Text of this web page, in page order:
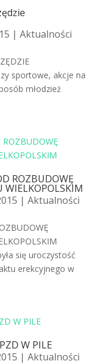
|Aktualności
sportowe, akcje na
młodzież
ROZBUDOWĘ
WIELKOPOLSKIM
|Aktualności
się uroczystość
erekcyjnego w
W PILE
|Aktualności